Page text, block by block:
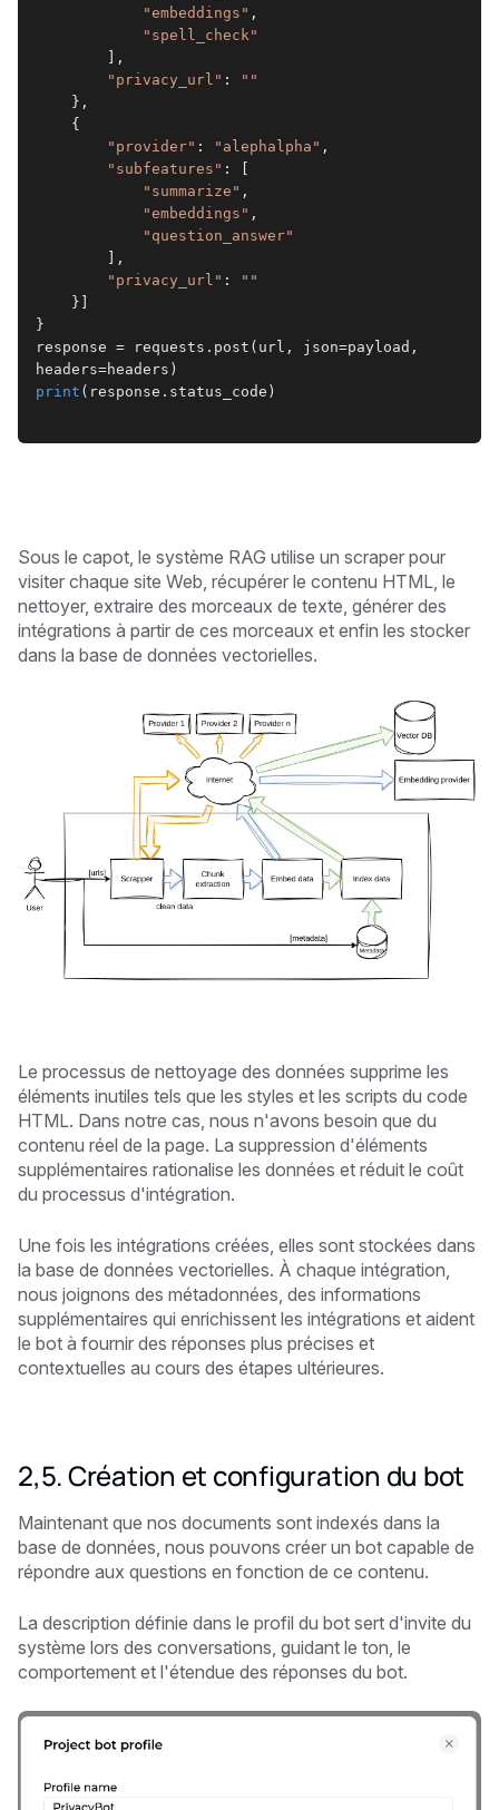
"embeddings" ,
"spell_check"
        ],
"privacy_url" : " "
    },
    {
"provider" : "alephalpha" ,
"subfeatures" : [
"summarize" ,
"embeddings" ,
"question_answer"
        ],
"privacy_url" : " "
    }]
}
response = requests.post(url, json=payload,
headers=headers)
print (response.status_code)
Sous le capot, le système RAG utilise un scraper pour
visiter chaque site Web, récupérer le contenu HTML, le
nettoyer, extraire des morceaux de texte, générer des
intégrations à partir de ces morceaux et enfin les stocker
dans la base de données vectorielles.
Le processus de nettoyage des données supprime les
éléments inutiles tels que les styles et les scripts du code
HTML. Dans notre cas, nous n'avons besoin que du
contenu réel de la page. La suppression d'éléments
supplémentaires rationalise les données et réduit le coût
du processus d'intégration.
Une fois les intégrations créées, elles sont stockées dans
la base de données vectorielles. À chaque intégration,
nous joignons des métadonnées, des informations
supplémentaires qui enrichissent les intégrations et aident
le bot à fournir des réponses plus précises et
contextuelles au cours des étapes ultérieures.
2,5. Création et configuration du bot
Maintenant que nos documents sont indexés dans la
base de données, nous pouvons créer un bot capable de
répondre aux questions en fonction de ce contenu.
La description définie dans le profil du bot sert d'invite du
système lors des conversations, guidant le ton, le
comportement et l'étendue des réponses du bot.